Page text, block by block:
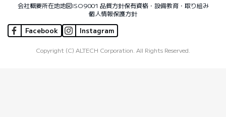
会社概要所在地地図ISO9001 品質方針保有資格・設備教育・取り組み
個人情報保護方針
Facebook Instagram
Copyright (C) ALTECH Corporation. All Rights Reserved.